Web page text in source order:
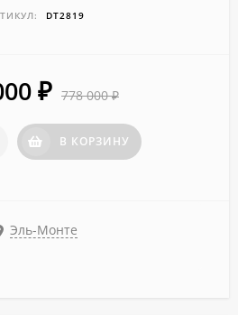
DT2819
₽ 778 000₽
В КОРЗИНУ
Эль-Монте